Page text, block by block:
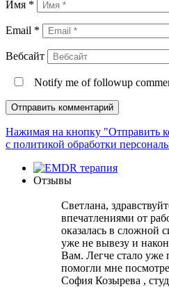
Имя *
Email *
Вебсайт
Notify me of followup
Нажимая на кнопку "Отправить
с политикой обработки
Отзывы
Светлана,
впечатлениями от
оказалась в сложной
уже не вывезу и
Вам. Легче стало уже
помогли мне
София Козырева ,